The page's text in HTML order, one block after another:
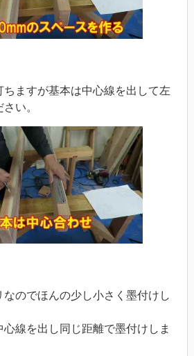
ますが基本は中心線を出して左
い。
なのでほんの少し小さく墨付けし
線を出し同じ距離で墨付けしま